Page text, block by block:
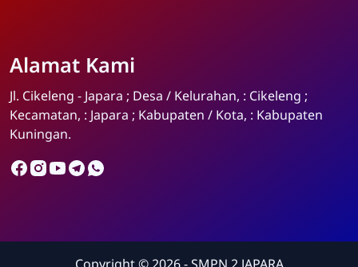
Alamat Kami
Jl. Cikeleng - Japara ; Desa / Kelurahan, : Cikeleng ;
Kecamatan, : Japara ; Kabupaten / Kota, : Kabupaten
Kuningan.